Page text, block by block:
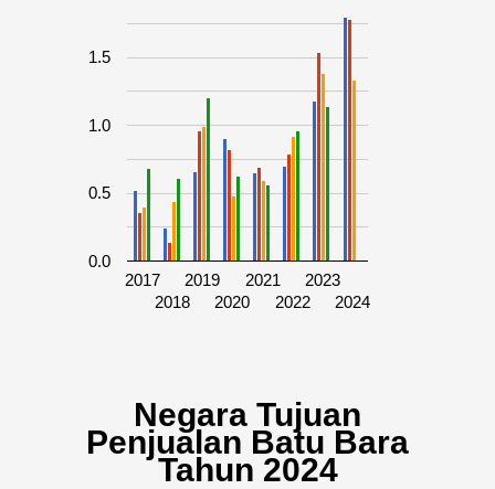
2017
2018
2019
2020
2021
2022
2023
2024
0.0
0.5
1.0
1.5
Negara Tujuan
Penjualan Batu Bara
Tahun 2024